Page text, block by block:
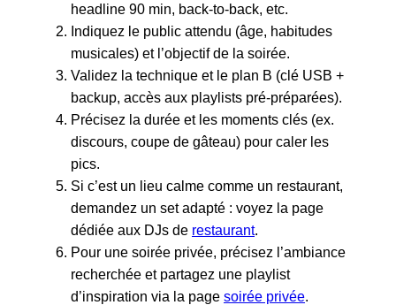
headline 90 min, back-to-back, etc.
Indiquez le public attendu (âge, habitudes
musicales) et l’objectif de la soirée.
Validez la technique et le plan B (clé USB +
backup, accès aux playlists pré‑préparées).
Précisez la durée et les moments clés (ex.
discours, coupe de gâteau) pour caler les
pics.
Si c’est un lieu calme comme un restaurant,
demandez un set adapté : voyez la page
dédiée aux DJs de restaurant.
Pour une soirée privée, précisez l’ambiance
recherchée et partagez une playlist
d’inspiration via la page soirée privée.